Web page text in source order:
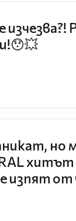
но
хитът
изпят от